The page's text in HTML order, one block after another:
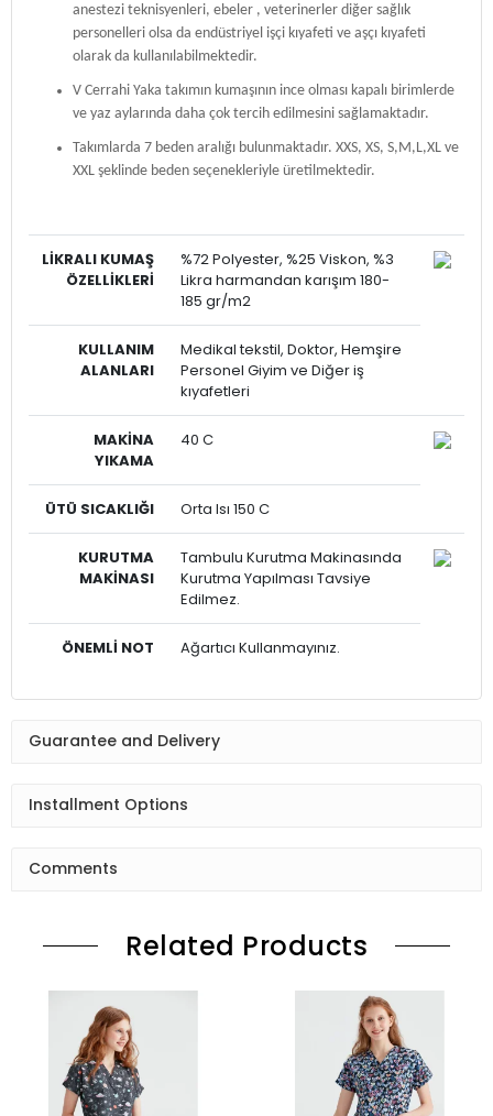
anestezi teknisyenleri, ebeler , veterinerler diğer sağlık
personelleri olsa da endüstriyel işçi kıyafeti ve aşçı kıyafeti
olarak da kullanılabilmektedir.
V Cerrahi Yaka takımın kumaşının ince olması kapalı birimlerde
ve yaz aylarında daha çok tercih edilmesini sağlamaktadır.
Takımlarda 7 beden aralığı bulunmaktadır. XXS, XS, S,M,L,XL ve
XXL şeklinde beden seçenekleriyle üretilmektedir.
LİKRALI KUMAŞ
ÖZELLİKLERİ
%72 Polyester, %25 Viskon, %3
Likra harmandan karışım 180-
185 gr/m2
KULLANIM
ALANLARI
Medikal tekstil, Doktor, Hemşire
Personel Giyim ve Diğer iş
kıyafetleri
MAKİNA
YIKAMA
40 C
ÜTÜ SICAKLIĞI Orta Isı 150 C
KURUTMA
MAKİNASI
Tambulu Kurutma Makinasında
Kurutma Yapılması Tavsiye
Edilmez.
ÖNEMLİ NOT Ağartıcı Kullanmayınız.
Guarantee and Delivery
Installment Options
Comments
Related Products